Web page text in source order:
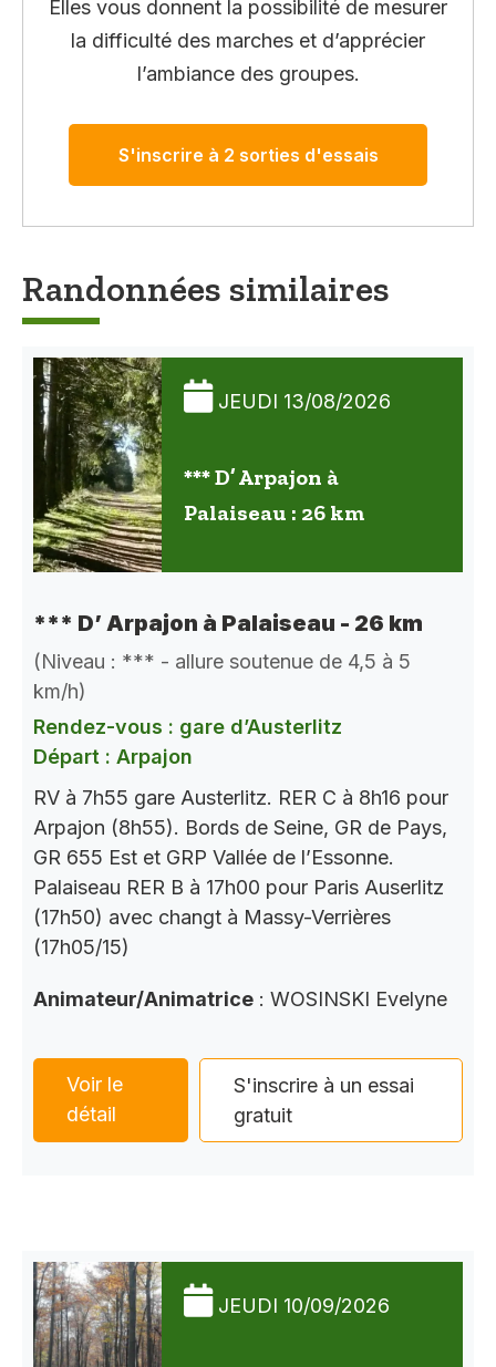
Elles vous donnent la possibilité de mesurer
la difficulté des marches et d’apprécier
l’ambiance des groupes.
S'inscrire à 2 sorties d'essais
Randonnées similaires
JEUDI 13/08/2026
*** D’ Arpajon à
Palaiseau : 26 km
*** D’ Arpajon à Palaiseau - 26 km
(Niveau : *** - allure soutenue de 4,5 à 5
km/h)
Rendez-vous : gare d’Austerlitz
Départ : Arpajon
RV à 7h55 gare Austerlitz. RER C à 8h16 pour
Arpajon (8h55). Bords de Seine, GR de Pays,
GR 655 Est et GRP Vallée de l’Essonne.
Palaiseau RER B à 17h00 pour Paris Auserlitz
(17h50) avec changt à Massy-Verrières
(17h05/15)
Animateur/Animatrice : WOSINSKI Evelyne
Voir le
détail
S'inscrire à un essai
gratuit
JEUDI 10/09/2026